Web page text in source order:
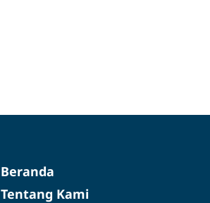
Beranda
Tentang Kami